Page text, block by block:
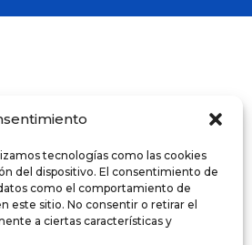
tecnologías como las cookies
del dispositivo. El consentimiento de
como el comportamiento de
este sitio. No consentir o retirar el
a ciertas características y